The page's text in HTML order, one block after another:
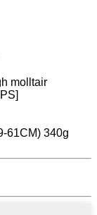
molltair
61CM) 340g